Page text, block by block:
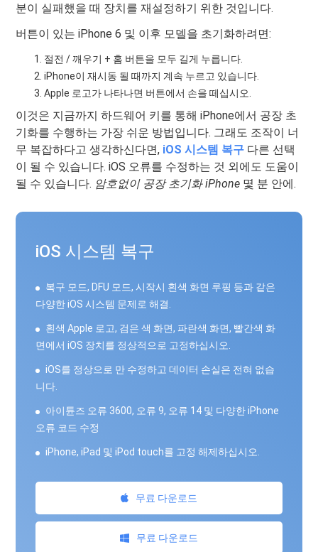
분이 실패했을 때 장치를 재설정하기 위한 것입니다.
버튼이 있는 iPhone 6 및 이후 모델을 초기화하려면:
절전 / 깨우기 + 홈 버튼을 모두 길게 누릅니다.
iPhone이 재시동 될 때까지 계속 누르고 있습니다.
Apple 로고가 나타나면 버튼에서 손을 떼십시오.
이것은 지금까지 하드웨어 키를 통해 iPhone에서 공장 초
기화를 수행하는 가장 쉬운 방법입니다. 그래도 조작이 너
무 복잡하다고 생각하신다면, iOS 시스템 복구 다른 선택
이 될 수 있습니다. iOS 오류를 수정하는 것 외에도 도움이
될 수 있습니다. 암호없이 공장 초기화 iPhone 몇 분 안에.
iOS 시스템 복구
복구 모드, DFU 모드, 시작시 흰색 화면 루핑 등과 같은
다양한 iOS 시스템 문제로 해결.
흰색 Apple 로고, 검은 색 화면, 파란색 화면, 빨간색 화
면에서 iOS 장치를 정상적으로 고정하십시오.
iOS를 정상으로 만 수정하고 데이터 손실은 전혀 없습
니다.
아이튠즈 오류 3600, 오류 9, 오류 14 및 다양한 iPhone
오류 코드 수정
iPhone, iPad 및 iPod touch를 고정 해제하십시오.
무료 다운로드
무료 다운로드